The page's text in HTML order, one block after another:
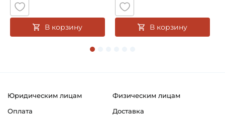
В корзину В корзину
Юридическим лицам
Физическим лицам
Оплата
Доставка